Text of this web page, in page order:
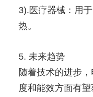
3).医疗器械：用
热。
5. 未来趋势
随着技术的进步
度和能效方面有